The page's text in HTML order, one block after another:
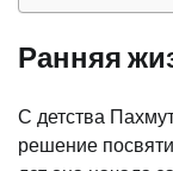
Ранняя
С детства
решение